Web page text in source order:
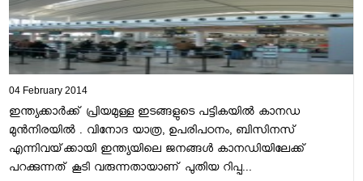
04 February 2014
ഇന്ത്യക്കാര്‍ക്ക്‌ പ്രിയമുള്ള ഇടങ്ങളുടെ പട്ടികയില്‍ കാനഡ
മുന്‍നിരയില്‍ . വിനോദ യാത്ര, ഉപരിപഠനം, ബിസിനസ്‌
എന്നിവയ്‌ക്കായി ഇന്ത്യയിലെ ജനങ്ങള്‍ കാനഡിയിലേക്ക്‌
പറക്കുന്നത്‌ കൂടി വരുന്നതായാണ്‌ പുതിയ റിപ്പ...